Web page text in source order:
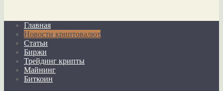
Главная
Новости криптовалют
Статьи
Биржи
Трейдинг крипты
Майнинг
Биткоин